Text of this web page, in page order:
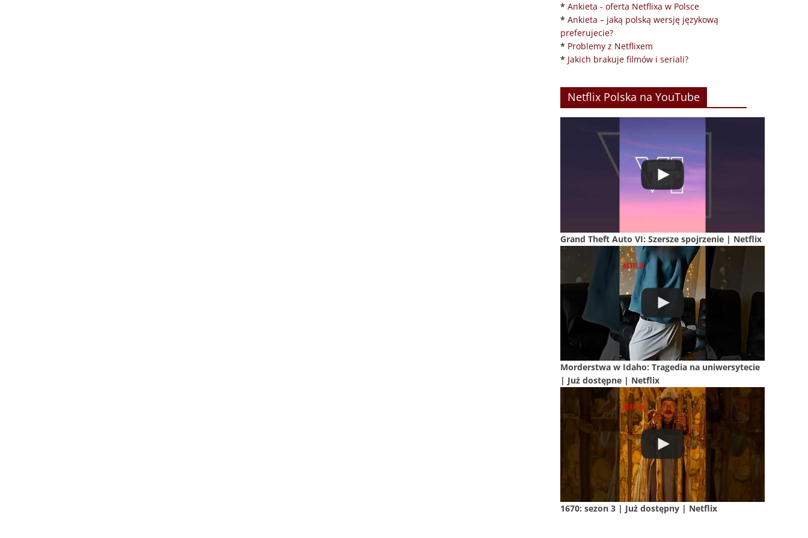
* Ankieta - oferta Netflixa w Polsce
* Ankieta – jaką polską wersję językową
preferujecie?
* Problemy z Netflixem
* Jakich brakuje filmów i seriali?
Netflix Polska na YouTube
Grand Theft Auto VI: Szersze spojrzenie | Netflix
Morderstwa w Idaho: Tragedia na uniwersytecie
| Już dostępne | Netflix
1670: sezon 3 | Już dostępny | Netflix